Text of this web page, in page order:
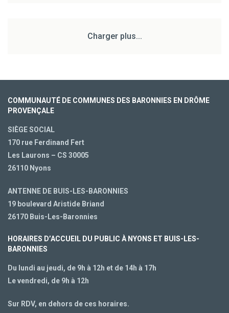
Charger plus...
COMMUNAUTÉ DE COMMUNES DES BARONNIES EN DRÔME
PROVENÇALE
SIÈGE SOCIAL
170 rue Ferdinand Fert
Les Laurons – CS 30005
26110 Nyons
ANTENNE DE BUIS-LES-BARONNIES
19 boulevard Aristide Briand
26170 Buis-Les-Baronnies
HORAIRES D’ACCUEIL DU PUBLIC À NYONS ET BUIS-LES-
BARONNIES
Du lundi au jeudi, de 9h à 12h et de 14h à 17h
Le vendredi, de 9h à 12h
Sur RDV, en dehors de ces horaires.